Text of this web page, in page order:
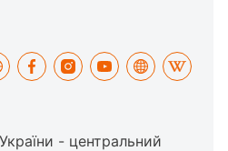
- центральний